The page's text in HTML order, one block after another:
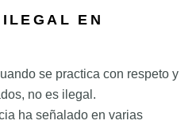
EN
se practica con respeto y
no es ilegal.
ha señalado en varias